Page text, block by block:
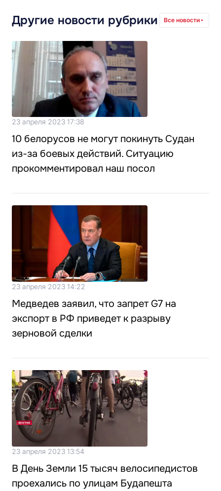
Другие новости рубрики Все новости
23 апреля 2023 17:38
10 белорусов не могут покинуть Судан
из-за боевых действий. Ситуацию
прокомментировал наш посол
23 апреля 2023 14:22
Медведев заявил, что запрет G7 на
экспорт в РФ приведет к разрыву
зерновой сделки
23 апреля 2023 13:54
В День Земли 15 тысяч велосипедистов
проехались по улицам Будапешта